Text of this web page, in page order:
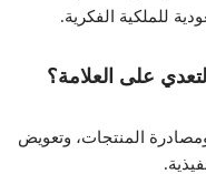
للملكية الفكرية.
على العلامة؟
المنتجات، وتعويض